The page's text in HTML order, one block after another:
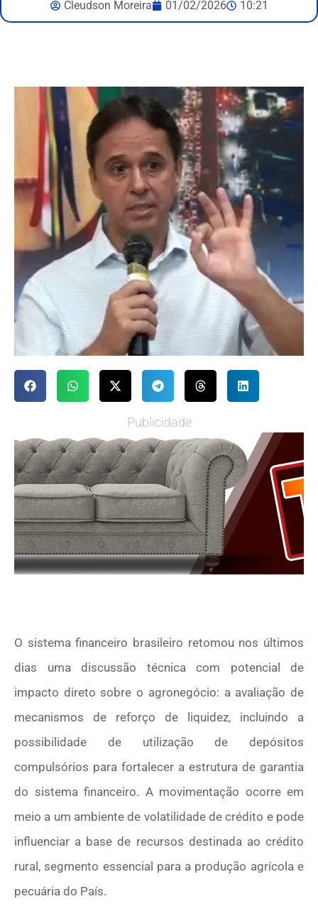
Cleudson Moreira 01/02/2026 10:21
Publicidade
O sistema financeiro brasileiro retomou nos últimos
dias uma discussão técnica com potencial de
impacto direto sobre o agronegócio: a avaliação de
mecanismos de reforço de liquidez, incluindo a
possibilidade de utilização de depósitos
compulsórios para fortalecer a estrutura de garantia
do sistema financeiro. A movimentação ocorre em
meio a um ambiente de volatilidade de crédito e pode
influenciar a base de recursos destinada ao crédito
rural, segmento essencial para a produção agrícola e
pecuária do País.